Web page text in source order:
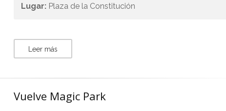
Lugar: Plaza de la Constitución
Leer más
Vuelve Magic Park